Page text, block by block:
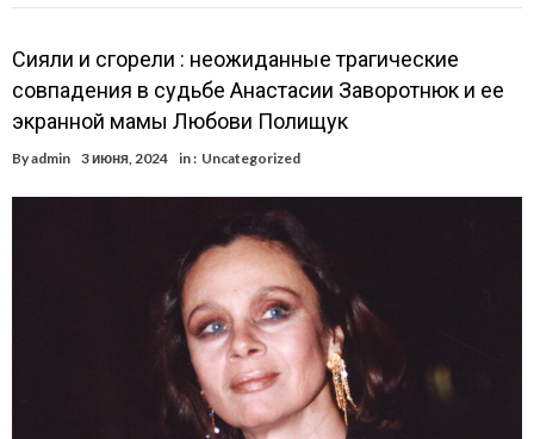
Сияли и сгорели : неожиданные трагические
совпадения в судьбе Анастасии Заворотнюк и ее
экранной мамы Любови Полищук
Byadmin 3 июня, 2024 in : Uncategorized